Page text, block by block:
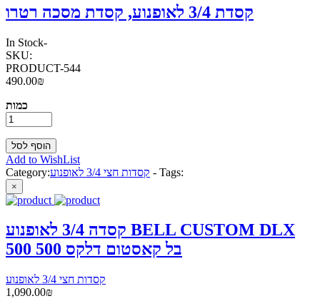
קסדת 3/4 לאופנוע, קסדת מסכה רטרו
In Stock-
SKU:
PRODUCT-544
490.00₪
כמות
Add to WishList
Category:
קסדות חצי 3/4 לאופנוע - Tags:
×
קסדה 3/4 לאופנוע BELL CUSTOM DLX
500 בל קאסטום דלקס 500
קסדות חצי 3/4 לאופנוע
1,090.00₪